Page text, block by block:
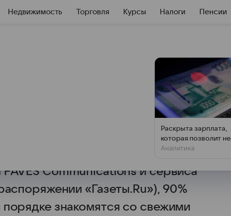
Недвижимость Торговля Курсы Налоги Пенсии
неочевидный способ
подавляющее большинство
последние новости о месте
Communications и сервиса
«Газеты.Ru»), 90%
знакомятся со свежими
Раскрыта зарплата,
которая позволит не
чувствовать зависти
Аналитика